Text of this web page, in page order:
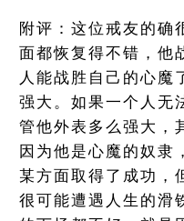
附评：这位戒友的确
面都恢复得不错，他
人能战胜自己的心魔
强大。如果一个人无
管他外表多么强大，
因为他是心魔的奴隶
某方面取得了成功，
很可能遭遇人生的滑